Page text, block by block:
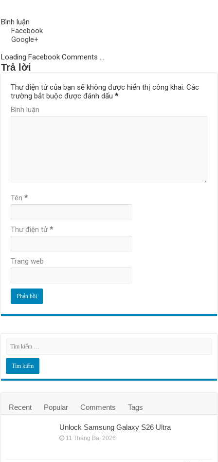
Bình luận
Facebook
Google+
Loading Facebook Comments ...
Trả lời
Thư điện tử của bạn sẽ không được hiển thị công khai. Các
trường bắt buộc được đánh dấu*
Bình luận
Tên*
Thư điện tử*
Trang web
Recent Popular Comments Tags
Unlock Samsung Galaxy S26 Ultra
11 Tháng Ba, 2026